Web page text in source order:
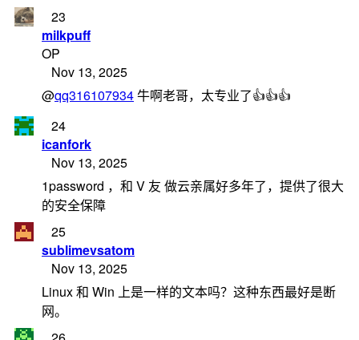
23
milkpuff
OP
Nov 13, 2025
@qq316107934牛啊老哥，太专业了👍👍👍
24
icanfork
Nov 13, 2025
1password ，和 V 友 做云亲属好多年了，提供了很大
的安全保障
25
sublimevsatom
Nov 13, 2025
Linux 和 Win 上是一样的文本吗？这种东西最好是断
网。